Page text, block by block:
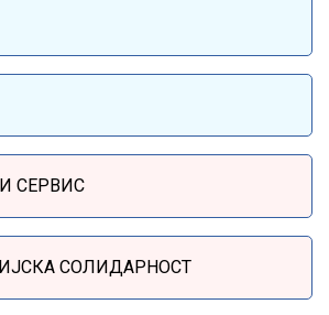
СЕРВИС
СОЛИДАРНОСТ